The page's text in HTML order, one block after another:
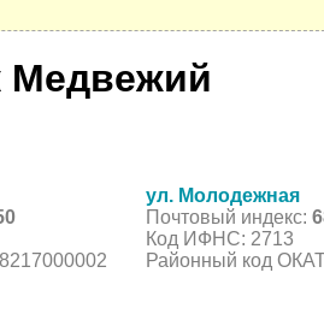
Медвежий
ул. Молодежная
Почтовый индекс:
Код ИФНС: 2713
Районный код